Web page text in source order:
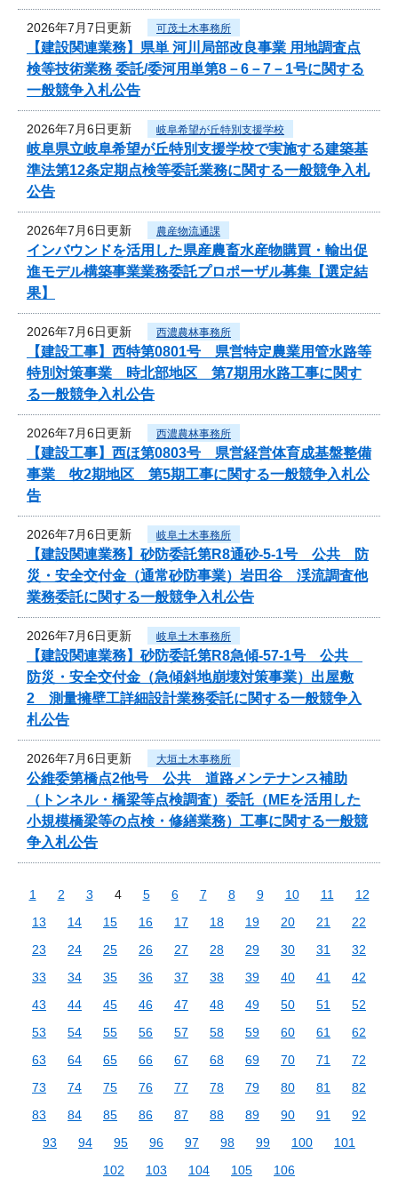
2026年7月7日更新 可茂土木事務所
【建設関連業務】県単 河川局部改良事業 用地調査点
検等技術業務 委託/委河用単第8－6－7－1号に関する
一般競争入札公告
2026年7月6日更新 岐阜希望が丘特別支援学校
岐阜県立岐阜希望が丘特別支援学校で実施する建築基
準法第12条定期点検等委託業務に関する一般競争入札
公告
2026年7月6日更新 農産物流通課
インバウンドを活用した県産農畜水産物購買・輸出促
進モデル構築事業業務委託プロポーザル募集【選定結
果】
2026年7月6日更新 西濃農林事務所
【建設工事】西特第0801号 県営特定農業用管水路等
特別対策事業 時北部地区 第7期用水路工事に関す
る一般競争入札公告
2026年7月6日更新 西濃農林事務所
【建設工事】西ほ第0803号 県営経営体育成基盤整備
事業 牧2期地区 第5期工事に関する一般競争入札公
告
2026年7月6日更新 岐阜土木事務所
【建設関連業務】砂防委託第R8通砂-5-1号 公共 防
災・安全交付金（通常砂防事業）岩田谷 渓流調査他
業務委託に関する一般競争入札公告
2026年7月6日更新 岐阜土木事務所
【建設関連業務】砂防委託第R8急傾-57-1号 公共
防災・安全交付金（急傾斜地崩壊対策事業）出屋敷
2 測量擁壁工詳細設計業務委託に関する一般競争入
札公告
2026年7月6日更新 大垣土木事務所
公維委第橋点2他号 公共 道路メンテナンス補助
（トンネル・橋梁等点検調査）委託（MEを活用した
小規模橋梁等の点検・修繕業務）工事に関する一般競
争入札公告
1 2 3 4 5 6 7 8 9 10 11
12
13
14 15 16 17 18 19 20 21
22
23
24 25 26 27 28 29 30 31
32
33
34 35 36 37 38 39 40 41
42
43
44 45 46 47 48 49 50 51
52
53
54 55 56 57 58 59 60 61
62
63
64 65 66 67 68 69 70 71
72
73
74 75 76 77 78 79 80 81
82
83
84 85 86 87 88 89 90 91
92
93
94 95 96 97 98 99 100
101
102
103 104 105 106